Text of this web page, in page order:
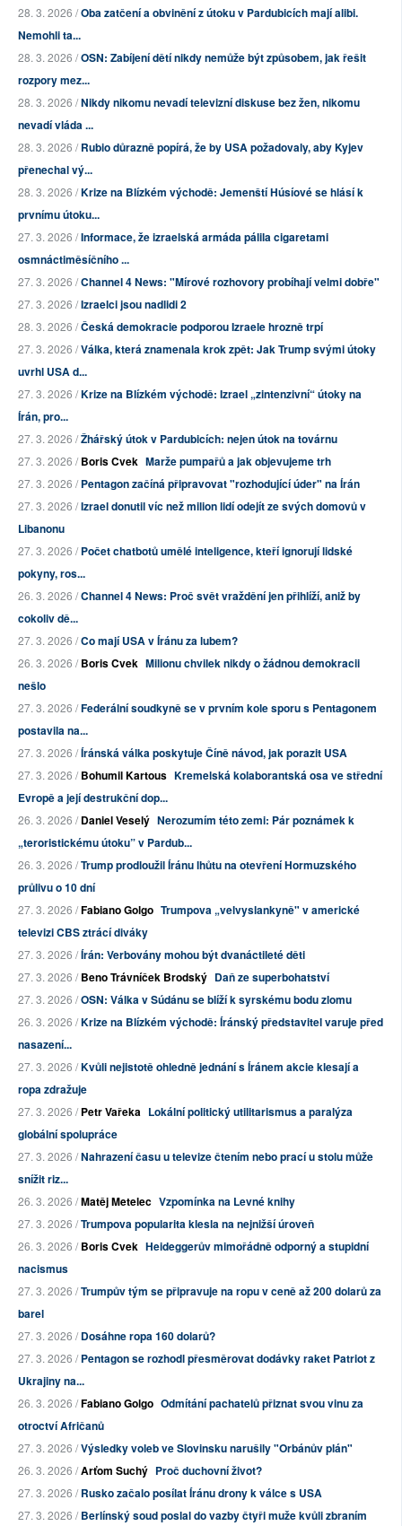
28. 3. 2026 /Oba zatčení a obvinění z útoku v Pardubicích mají alibi.
Nemohli ta...
28. 3. 2026 /OSN: Zabíjení dětí nikdy nemůže být způsobem, jak řešit
rozpory mez...
28. 3. 2026 /Nikdy nikomu nevadí televizní diskuse bez žen, nikomu
nevadí vláda ...
28. 3. 2026 /Rubio důrazně popírá, že by USA požadovaly, aby Kyjev
přenechal vý...
28. 3. 2026 /Krize na Blízkém východě: Jemenští Húsíové se hlásí k
prvnímu útoku...
27. 3. 2026 /Informace, že izraelská armáda pálila cigaretami
osmnáctiměsíčního ...
27. 3. 2026 /Channel 4 News: "Mírové rozhovory probíhají velmi dobře"
27. 3. 2026 /Izraelci jsou nadlidi 2
28. 3. 2026 /Česká demokracie podporou Izraele hrozně trpí
27. 3. 2026 /Válka, která znamenala krok zpět: Jak Trump svými útoky
uvrhl USA d...
27. 3. 2026 /Krize na Blízkém východě: Izrael „zintenzivní“ útoky na
Írán, pro...
27. 3. 2026 /Žhářský útok v Pardubicích: nejen útok na továrnu
27. 3. 2026 /Boris Cvek Marže pumpařů a jak objevujeme trh
27. 3. 2026 /Pentagon začíná připravovat "rozhodující úder" na Írán
27. 3. 2026 /Izrael donutil víc než milion lidí odejít ze svých domovů v
Libanonu
27. 3. 2026 /Počet chatbotů umělé inteligence, kteří ignorují lidské
pokyny, ros...
26. 3. 2026 /Channel 4 News: Proč svět vraždění jen přihlíží, aniž by
cokoliv dě...
27. 3. 2026 /Co mají USA v Íránu za lubem?
26. 3. 2026 /Boris Cvek Milionu chvilek nikdy o žádnou demokracii
nešlo
27. 3. 2026 /Federální soudkyně se v prvním kole sporu s Pentagonem
postavila na...
27. 3. 2026 /Íránská válka poskytuje Číně návod, jak porazit USA
27. 3. 2026 /Bohumil Kartous Kremelská kolaborantská osa ve střední
Evropě a její destrukční dop...
26. 3. 2026 /Daniel Veselý Nerozumím této zemi: Pár poznámek k
„teroristickému útoku” v Pardub...
26. 3. 2026 /Trump prodloužil Íránu lhůtu na otevření Hormuzského
průlivu o 10 dní
27. 3. 2026 /Fabiano Golgo Trumpova „velvyslankyně" v americké
televizi CBS ztrácí diváky
27. 3. 2026 /Írán: Verbovány mohou být dvanáctileté děti
27. 3. 2026 /Beno Trávníček Brodský Daň ze superbohatství
27. 3. 2026 /OSN: Válka v Súdánu se blíží k syrskému bodu zlomu
26. 3. 2026 /Krize na Blízkém východě: Íránský představitel varuje před
nasazení...
27. 3. 2026 /Kvůli nejistotě ohledně jednání s Íránem akcie klesají a
ropa zdražuje
27. 3. 2026 /Petr Vařeka Lokální politický utilitarismus a paralýza
globální spolupráce
27. 3. 2026 /Nahrazení času u televize čtením nebo prací u stolu může
snížit riz...
26. 3. 2026 /Matěj Metelec Vzpomínka na Levné knihy
27. 3. 2026 /Trumpova popularita klesla na nejnižší úroveň
26. 3. 2026 /Boris Cvek Heideggerův mimořádně odporný a stupidní
nacismus
27. 3. 2026 /Trumpův tým se připravuje na ropu v ceně až 200 dolarů za
barel
27. 3. 2026 /Dosáhne ropa 160 dolarů?
27. 3. 2026 /Pentagon se rozhodl přesměrovat dodávky raket Patriot z
Ukrajiny na...
26. 3. 2026 /Fabiano Golgo Odmítání pachatelů přiznat svou vinu za
otroctví Afričanů
27. 3. 2026 /Výsledky voleb ve Slovinsku narušily "Orbánův plán"
26. 3. 2026 /Arťom Suchý Proč duchovní život?
27. 3. 2026 /Rusko začalo posílat Íránu drony k válce s USA
27. 3. 2026 /Berlínský soud poslal do vazby čtyři muže kvůli zbraním